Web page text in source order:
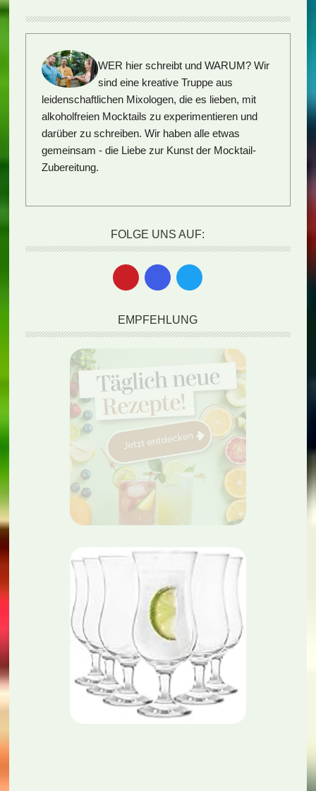
WER hier schreibt und WARUM? Wir
sind eine kreative Truppe aus
leidenschaftlichen Mixologen, die es lieben, mit
alkoholfreien Mocktails zu experimentieren und
darüber zu schreiben. Wir haben alle etwas
gemeinsam - die Liebe zur Kunst der Mocktail-
Zubereitung.
FOLGE UNS AUF:
EMPFEHLUNG